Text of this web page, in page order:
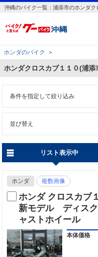
沖縄のバイク一覧：浦添市のホンダク
ホンダのバイク ＞
ホンダクロスカブ１１０(浦添
条件を指定して絞り込み
並び替え
リスト表示中
ホンダ 複数画像
ホンダ クロスカ
新モデル ディス
ャストホイール
本体価格